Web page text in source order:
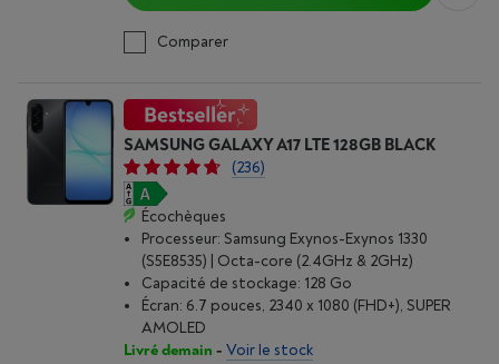
Comparer
SAMSUNG GALAXY A17 LTE 128GB BLACK
(236)
Écochèques
Processeur: Samsung Exynos-Exynos 1330
(S5E8535) | Octa-core (2.4GHz & 2GHz)
Capacité de stockage: 128 Go
Écran: 6.7 pouces, 2340 x 1080 (FHD+), SUPER
AMOLED
Livré demain - Voir le stock